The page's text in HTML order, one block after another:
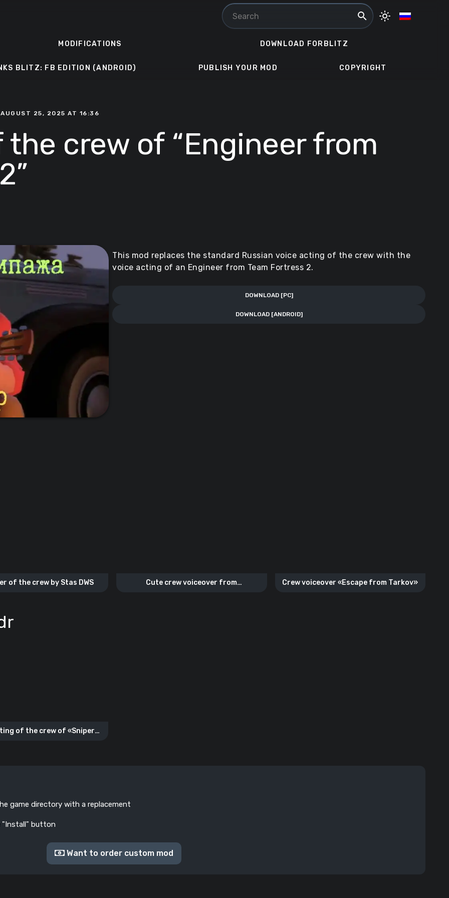
search light_mode
MODIFICATIONS DOWNLOAD FORBLITZ
BLITZ: FB EDITION (ANDROID) PUBLISH YOUR MOD COPYRIGHT
AUGUST 25, 2025 AT 16:36
crew of “Engineer from
This mod replaces the standard Russian voice acting of the crew with the
voice acting of an Engineer from Team Fortress 2.
DOWNLOAD [PC]
DOWNLOAD [ANDROID]
of the crew by Stas DWS
Cute crew voiceover from
Crew voiceover «Escape from Tarkov»
of the crew of «Sniper
game directory with a replacement
"Install" button
Want to order custom mod